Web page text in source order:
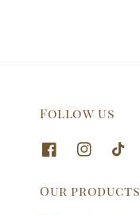
Follow us
Our products